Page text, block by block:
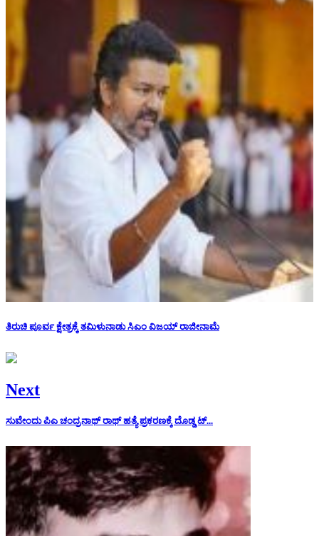
ತಿರುಚಿ ಪೂರ್ವ ಕ್ಷೇತ್ರಕ್ಕೆ ತಮಿಳುನಾಡು ಸಿಎಂ ವಿಜಯ್ ರಾಜೀನಾಮೆ
Next
ಸುವೇಂದು ಪಿಎ ಚಂದ್ರನಾಥ್ ರಾಥ್ ಹತ್ಯೆ ಪ್ರಕರಣಕ್ಕೆ ದೊಡ್ಡ ಟ್...